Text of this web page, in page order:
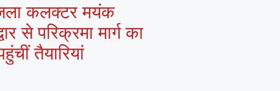
कलक्टर मयंक
से परिक्रमा मार्ग का
तैयारियां